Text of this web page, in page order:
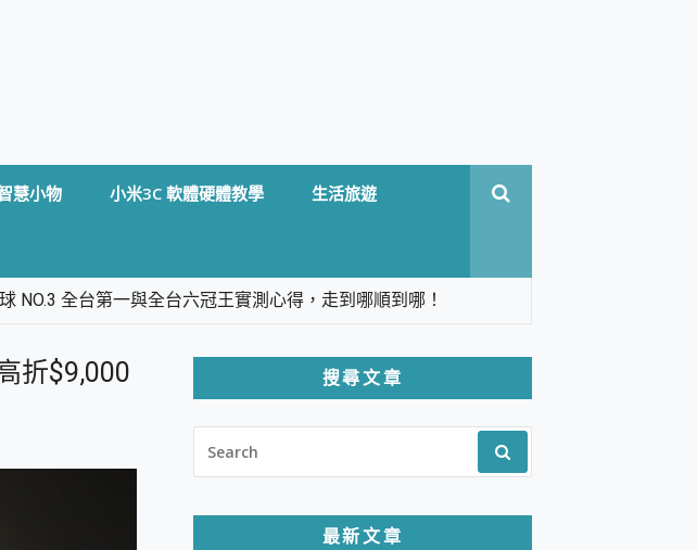
慧小物 小米3C 軟體硬體教學 生活旅遊
NO.3 全台第一與全台六冠王實測心得，走到哪順到哪！
開箱 評測
防水雲端攝影機 SpotCam Solo 3 2.5K高畫質戶外攝影機 開箱 評
箱評價，AI輕薄商務筆電 Copilot+ PC
影像、持久續航與 IP69K 高防護
玻璃、藍寶石鏡頭貼與軍規防摔殼完整開箱評價
電 開箱 評測
折$9,000
搜尋文章
FOR:
最新文章